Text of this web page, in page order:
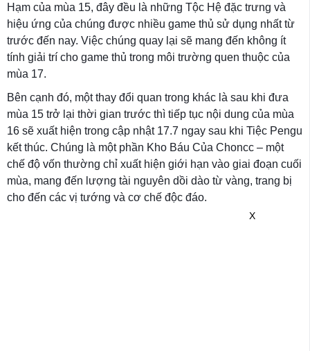
Hạm của mùa 15, đây đều là những Tộc Hệ đặc trưng và
hiệu ứng của chúng được nhiều game thủ sử dụng nhất từ
trước đến nay. Việc chúng quay lại sẽ mang đến không ít
tính giải trí cho game thủ trong môi trường quen thuộc của
mùa 17.
Bên cạnh đó, một thay đổi quan trong khác là sau khi đưa
mùa 15 trở lại thời gian trước thì tiếp tục nội dung của mùa
16 sẽ xuất hiện trong cập nhật 17.7 ngay sau khi Tiệc Pengu
kết thúc. Chúng là một phần Kho Báu Của Choncc – một
chế độ vốn thường chỉ xuất hiện giới hạn vào giai đoạn cuối
mùa, mang đến lượng tài nguyên dồi dào từ vàng, trang bị
cho đến các vị tướng và cơ chế độc đáo.
X